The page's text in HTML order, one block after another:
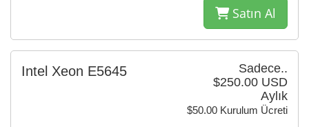
Satın Al
Sadece..
$250.00 USD
Aylık
$50.00 Kurulum Ücreti
Intel Xeon E5645